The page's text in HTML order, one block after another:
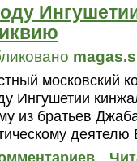
московский
Ингушетии
из братьев